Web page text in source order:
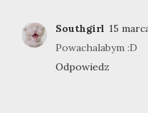
Southgirl 15
Powachalabym :D
Odpowiedz